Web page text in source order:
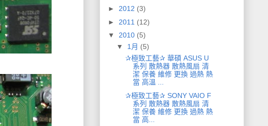
► 2012 (3)
► 2011 (12)
▼ 2010 (5)
▼ 1月 (5)
✰極致工藝✰ 華碩 ASUS U
系列 散熱器 散熱風扇 清
潔 保養 維修 更換 過熱 熱
當 高溫 ...
✰極致工藝✰ SONY VAIO F
系列 散熱器 散熱風扇 清
潔 保養 維修 更換 過熱 熱
當 高...